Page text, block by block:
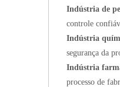
Indústria de
controle
Indústria
segurança da
Indústria
processo de